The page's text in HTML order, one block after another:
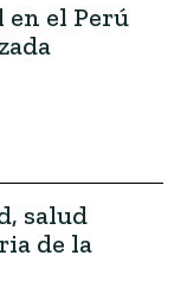
en el Perú
salud
de la